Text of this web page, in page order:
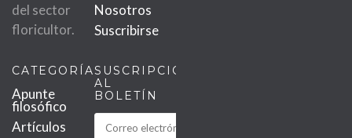
del sector
floricultor.
Nosotros
Suscribirse
CATEGORÍAS
Apunte
filosófico
Artículos
SUSCRIPCIÓN
AL
BOLETÍN